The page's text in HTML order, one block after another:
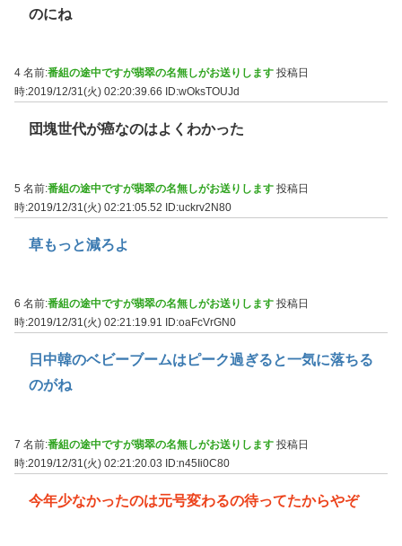
のにね
4 名前:番組の途中ですが翡翠の名無しがお送りします 投稿日
時:2019/12/31(火) 02:20:39.66
ID:wOksTOUJd
団塊世代が癌なのはよくわかった
5 名前:番組の途中ですが翡翠の名無しがお送りします 投稿日
時:2019/12/31(火) 02:21:05.52 ID:uckrv2N80
草もっと減ろよ
6 名前:番組の途中ですが翡翠の名無しがお送りします 投稿日
時:2019/12/31(火) 02:21:19.91
ID:oaFcVrGN0
日中韓のベビーブームはピーク過ぎると一気に落ちる
のがね
7 名前:番組の途中ですが翡翠の名無しがお送りします 投稿日
時:2019/12/31(火) 02:21:20.03 ID:n45Ii0C80
今年少なかったのは元号変わるの待ってたからやぞ